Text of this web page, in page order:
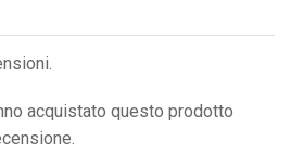
acquistato questo prodotto